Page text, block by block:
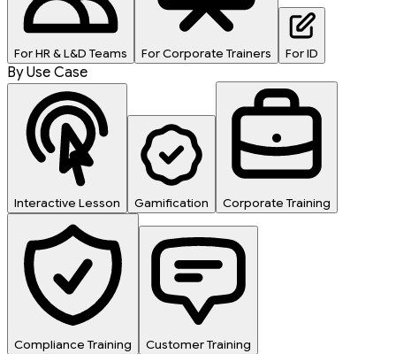
For HR & L&D Teams For Corporate Trainers For ID
By Use Case
Interactive Lesson Gamification Corporate Training
Compliance Training Customer Training